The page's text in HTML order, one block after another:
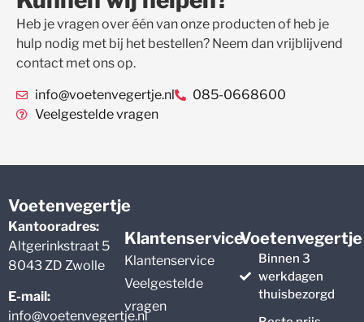
Heb je vragen over één van onze producten of heb je
hulp nodig met bij het bestellen? Neem dan vrijblijvend
contact met ons op.
info@voetenvegertje.nl
085-0668600
Veelgestelde vragen
Voetenvegertje
Kantooradres:
Altgerinkstraat 5
8043 ZD Zwolle
E-mail:
info@voetenvegertje.nl
Klantenservice
Klantenservice
Veelgestelde
vragen
Voetenvegertje
Binnen 3
werkdagen
thuisbezorgd